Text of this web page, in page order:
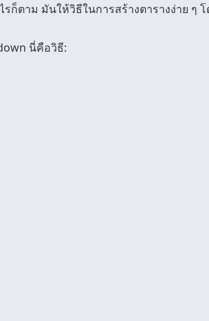
ก็ตาม มันให้วิธีในการสร้างตารางง่าย
นี่คือวิธี: